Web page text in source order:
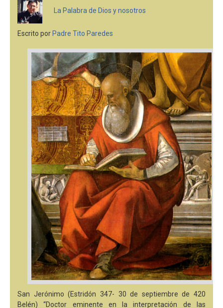
La vida religiosa en el IVE
La Palabra de Dios y nosotros
Escrito por Padre Tito Paredes
San Jerónimo (Estridón 347- 30 de septiembre de 420
Belén) “Doctor eminente en la interpretación de las